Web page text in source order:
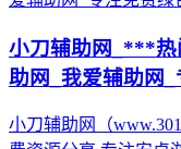
小刀辅助网_***热
助网_我爱辅助网
小刀辅助网（